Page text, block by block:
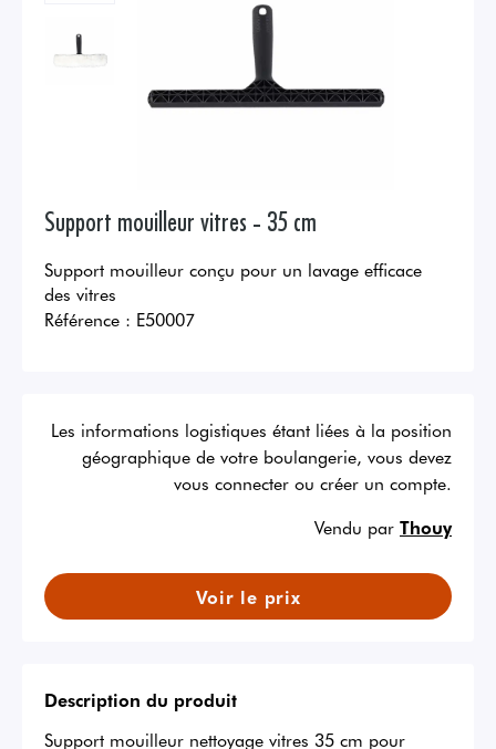
Support mouilleur vitres - 35 cm
Support mouilleur conçu pour un lavage efficace
des vitres
Référence : E50007
Les informations logistiques étant liées à la position
géographique de votre boulangerie, vous devez
vous connecter ou créer un compte.
Vendu par Thouy
Voir le prix
Description du produit
Support mouilleur nettoyage vitres 35 cm pour